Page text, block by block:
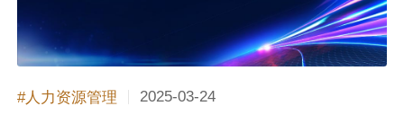
#人力资源管理 2025-03-24